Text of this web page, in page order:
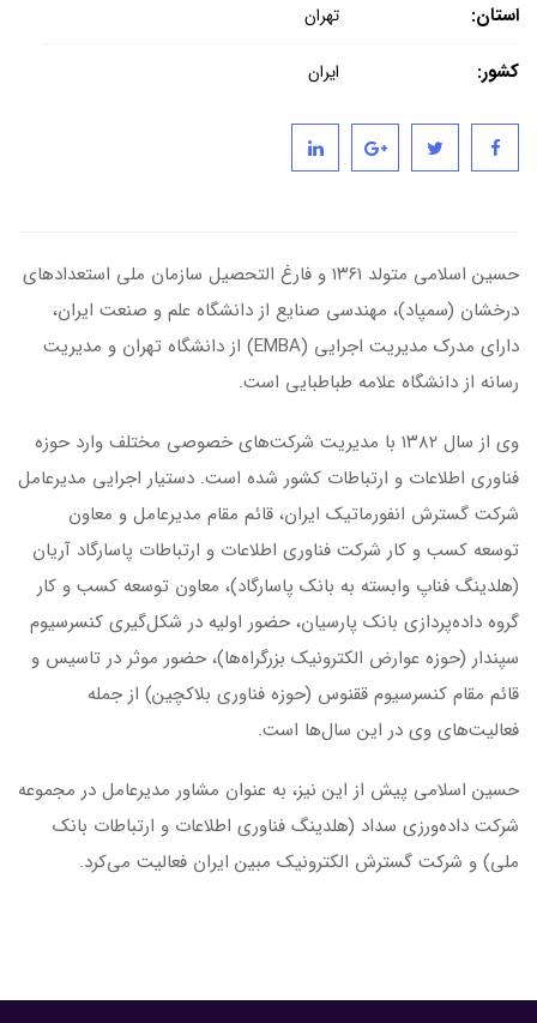
استان: تهران
کشور: ایران
حسین اسلامی متولد ۱۳۶۱ و فارغ التحصیل سازمان ملی استعدادهای
درخشان (سمپاد)، مهندسی صنایع از دانشگاه علم و صنعت ایران،
دارای مدرک مدیریت اجرایی (EMBA) از دانشگاه تهران و مدیریت
رسانه از دانشگاه علامه طباطبایی است.
وی از سال ۱۳۸۲ با مدیریت شرکت‌های خصوصی مختلف وارد حوزه
فناوری اطلاعات و ارتباطات کشور شده است. دستیار اجرایی مدیرعامل
شرکت گسترش انفورماتیک ایران، قائم مقام مدیرعامل و معاون
توسعه کسب و کار شرکت فناوری اطلاعات و ارتباطات پاسارگاد آریان
(هلدینگ فناپ وابسته به بانک پاسارگاد)، معاون توسعه کسب و کار
گروه داده‌پردازی بانک پارسیان، حضور اولیه در شکل‌گیری کنسرسیوم
سپندار (حوزه عوارض الکترونیک بزرگراه‌ها)، حضور موثر در تاسیس و
قائم مقام کنسرسیوم ققنوس (حوزه فناوری بلاکچین) از جمله
فعالیت‌های وی در این سال‌ها است.
حسین اسلامی پیش از این نیز، به عنوان مشاور مدیرعامل در مجموعه
شرکت داده‌ورزی سداد (هلدینگ فناوری اطلاعات و ارتباطات بانک
ملی) و شرکت گسترش الکترونیک مبین ایران فعالیت می‌کرد.